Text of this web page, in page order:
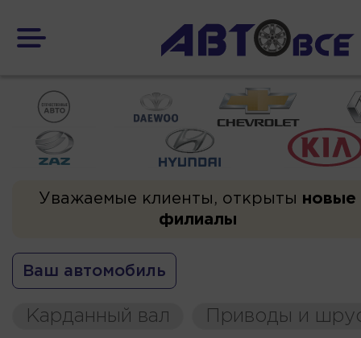
Уважаемые клиенты, открыты новые
филиалы
Ваш автомобиль
Карданный вал
Приводы и